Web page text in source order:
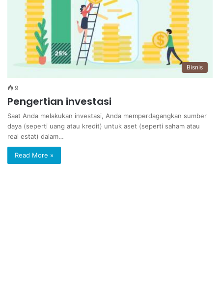
Bisnis
9
Pengertian investasi
Saat Anda melakukan investasi, Anda memperdagangkan sumber
daya (seperti uang atau kredit) untuk aset (seperti saham atau
real estat) dalam…
Read More »